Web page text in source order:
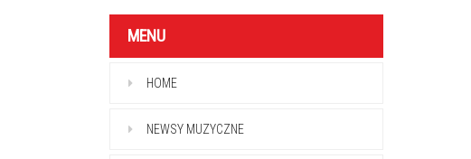
MENU
HOME
NEWSY MUZYCZNE